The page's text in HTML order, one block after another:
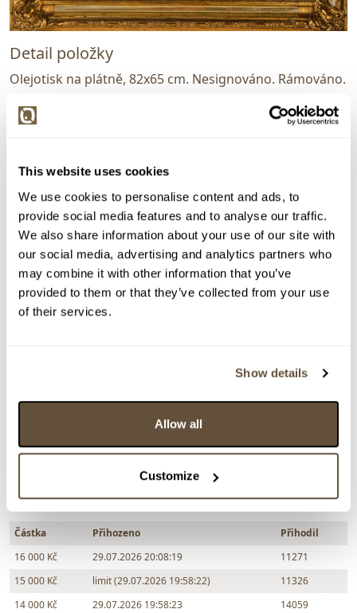
This website uses cookies
We use cookies to personalise content and ads, to
provide social media features and to analyse our traffic.
We also share information about your use of our site with
our social media, advertising and analytics partners who
may combine it with other information that you’ve
provided to them or that they’ve collected from your use
of their services.
Show details
Allow all
Customize
Detail položky
Olejotisk na plátně, 82x65 cm. Nesignováno. Rámováno.
> Zobrazit detail položky a informace o autorovi
> zpět na aukční výsledky
VYDRAŽENO CERTIFIKÁT
Evropa konec 19. stol.
160901. Madona s dítětem
Dražba ukončena:
29.07.2026 20:11:19
Vyvolávací cena:
Zpět na aukční výsledky
Chcete prodat obraz od stejného autora?
> Zobrazit informaci jak prodat obraz v aukci
Částka Přihozeno
Přihodil
16 000 Kč
29.07.2026 20:08:19
11271
15 000 Kč
limit (29.07.2026 19:58:22)
11326
14 000 Kč
29.07.2026 19:58:23
14059